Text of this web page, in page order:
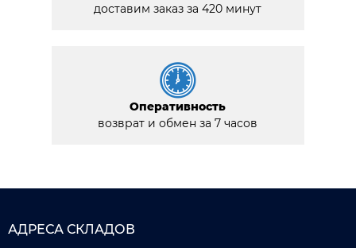
доставим заказ за 420 минут
Оперативность
возврат и обмен за 7 часов
АДРЕСА СКЛАДОВ